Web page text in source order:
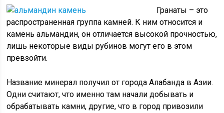
Гранаты – это
распространенная группа камней. К ним относится и
камень альмандин, он отличается высокой прочностью,
лишь некоторые виды рубинов могут его в этом
превзойти.
Название минерал получил от города Алабанда в Азии.
Одни считают, что именно там начали добывать и
обрабатывать камни, другие, что в город привозили